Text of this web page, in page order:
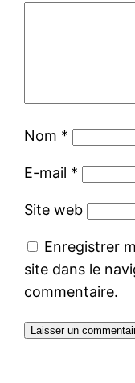
Nom *
E-mail *
Site web
Enregistrer
site dans le
commentaire.